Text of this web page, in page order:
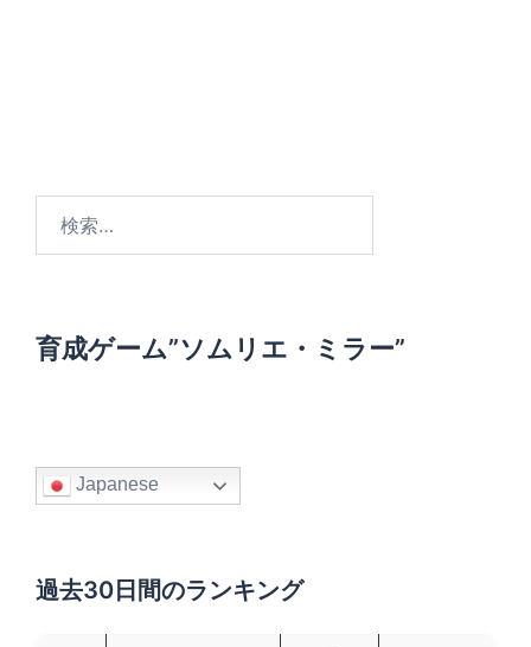
育成ゲーム”ソムリエ・ミラー”
Japanese
過去30日間のランキング